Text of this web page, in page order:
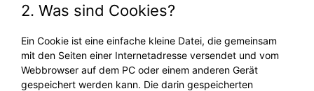
2. Was sind Cookies?
Ein Cookie ist eine einfache kleine Datei, die gemeinsam
mit den Seiten einer Internetadresse versendet und vom
Webbrowser auf dem PC oder einem anderen Gerät
gespeichert werden kann. Die darin gespeicherten